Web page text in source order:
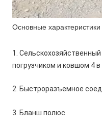
Основные характеристики
1.
погрузчиком и ковшом 4 в
2. Быстроразъемное
3. Бланш полюс